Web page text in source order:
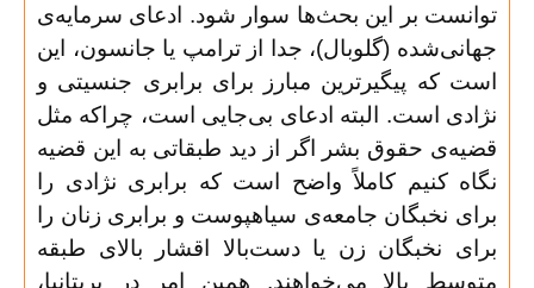
توانست بر این بحث‌ها سوار شود. ادعای سرمایه‌ی
جهانی‌شده (گلوبال)، جدا از ترامپ یا جانسون، این
است که پیگیرترین مبارز برای برابری جنسیتی و
نژادی است. البته ادعای بی‌جایی است، چراکه مثل
قضیه‌ی حقوق بشر اگر از دید طبقاتی به این قضیه
نگاه کنیم کاملاً واضح است که برابری نژادی را
برای نخبگان جامعه‌ی سیاهپوست و برابری زنان را
برای نخبگان زن یا دست‌بالا اقشار بالای طبقه
متوسط بالا می‌خواهند. همین امر در بریتانیا،